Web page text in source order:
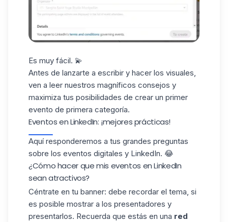
Es muy fácil. 💫
Antes de lanzarte a escribir y hacer los visuales,
ven a leer nuestros magníficos consejos y
maximiza tus posibilidades de crear un primer
evento de primera categoría.
Eventos en LinkedIn: ¡mejores prácticas!
Aquí responderemos a tus grandes preguntas
sobre los eventos digitales y LinkedIn. 😂
¿Cómo hacer que mis eventos en LinkedIn
sean atractivos?
Céntrate en tu banner: debe recordar el tema, si
es posible mostrar a los presentadores y
presentarlos. Recuerda que estás en una red